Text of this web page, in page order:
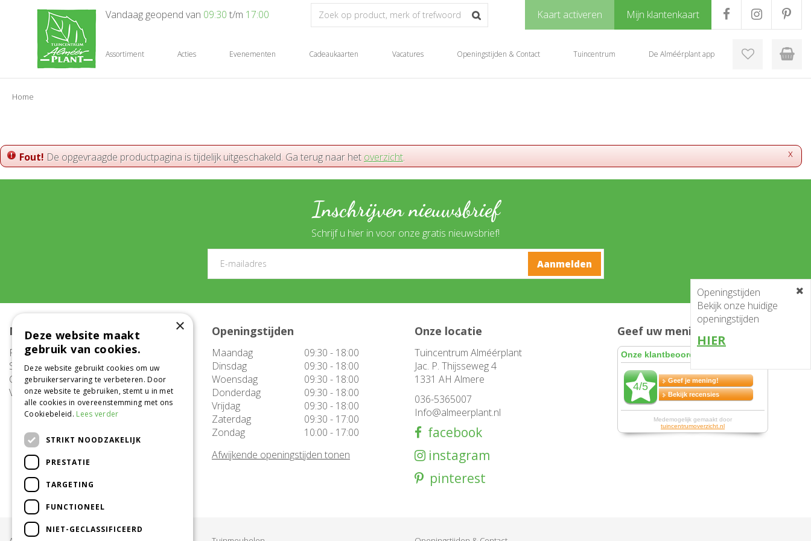
Home
Kaart activeren Mijn klantenkaart
Vandaag geopend van 09:30 t/m 17:00
Assortiment Acties Evenementen Cadeaukaarten Vacatures Openingstijden & Contact Tuincentrum De Alméérplant app
x
Fout! De opgevraagde productpagina is tijdelijk uitgeschakeld. Ga terug naar het overzicht.
Inschrijven nieuwsbrief
Schrijf u hier in voor onze gratis nieuwsbrief!
Meer informatie
FAQ
Service
Contact
Vacatures
Openingstijden
Maandag
09:30 - 18:00
Dinsdag
09:30 - 18:00
Woensdag
09:30 - 18:00
Donderdag
09:30 - 18:00
Vrijdag
09:30 - 18:00
Zaterdag
09:30 - 17:00
Zondag
10:00 - 17:00
Afwijkende openingstijden tonen
Onze locatie
Tuincentrum Alméérplant
Jac. P. Thijsseweg 4
1331 AH Almere
036-5365007
Info@almeerplant.nl
facebook
instagram
pinterest
Geef uw mening en win!
Openingstijden
Bekijk onze huidige
openingstijden
HIER
×
Deze website maakt
gebruik van cookies.
Deze website gebruikt cookies om uw
gebruikerservaring te verbeteren. Door
onze website te gebruiken, stemt u in met
alle cookies in overeenstemming met ons
Cookiebeleid. Lees verder
STRIKT NOODZAKELIJK
PRESTATIE
TARGETING
FUNCTIONEEL
NIET-GECLASSIFICEERD